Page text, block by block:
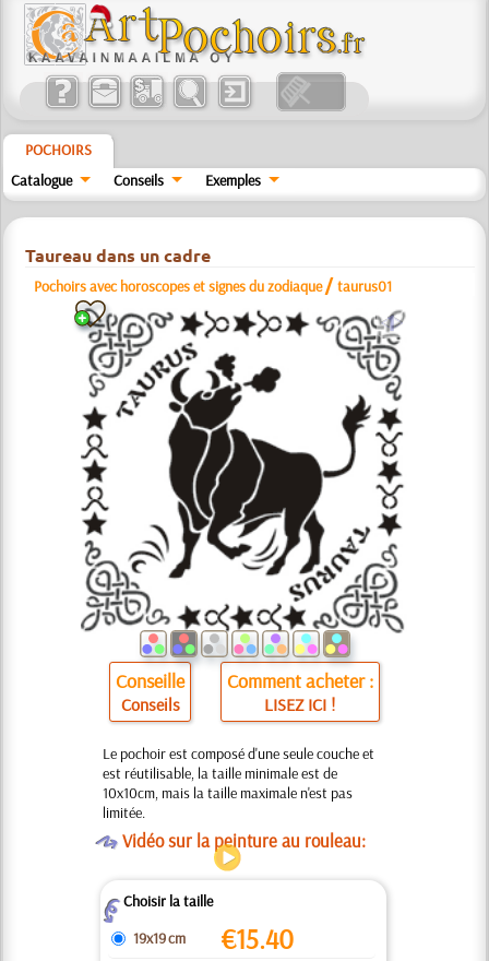
POCHOIRS
Catalogue
Conseils Exemples
Taureau dans un cadre
Pochoirs avec horoscopes et signes du zodiaque /taurus01
a
Conseille
Conseils
Comment acheter :
LISEZ ICI !
Le pochoir est composé d'une seule couche et
est réutilisable, la taille minimale est de
10x10cm, mais la taille maximale n'est pas
limitée.
OVidéo sur la peinture au rouleau:
ZChoisir la taille
19x19 cm
€15.40